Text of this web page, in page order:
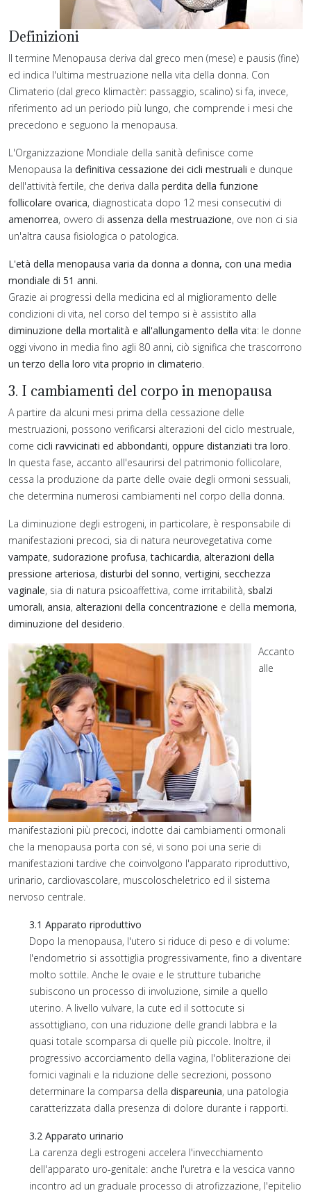
Definizioni
Il termine Menopausa deriva dal greco men (mese) e pausis (fine)
ed indica l'ultima mestruazione nella vita della donna. Con
Climaterio (dal greco klimactèr: passaggio, scalino) si fa, invece,
riferimento ad un periodo più lungo, che comprende i mesi che
precedono e seguono la menopausa.
L'Organizzazione Mondiale della sanità definisce come
Menopausa la definitiva cessazione dei cicli mestruali e dunque
dell'attività fertile, che deriva dalla perdita della funzione
follicolare ovarica, diagnosticata dopo 12 mesi consecutivi di
amenorrea, ovvero di assenza della mestruazione, ove non ci sia
un'altra causa fisiologica o patologica.
L'età della menopausa varia da donna a donna, con una media
mondiale di 51 anni.
Grazie ai progressi della medicina ed al miglioramento delle
condizioni di vita, nel corso del tempo si è assistito alla
diminuzione della mortalità e all'allungamento della vita: le donne
oggi vivono in media fino agli 80 anni, ciò significa che trascorrono
un terzo della loro vita proprio in climaterio.
3. I cambiamenti del corpo in menopausa
A partire da alcuni mesi prima della cessazione delle
mestruazioni, possono verificarsi alterazioni del ciclo mestruale,
come cicli ravvicinati ed abbondanti, oppure distanziati tra loro.
In questa fase, accanto all'esaurirsi del patrimonio follicolare,
cessa la produzione da parte delle ovaie degli ormoni sessuali,
che determina numerosi cambiamenti nel corpo della donna.
La diminuzione degli estrogeni, in particolare, è responsabile di
manifestazioni precoci, sia di natura neurovegetativa come
vampate, sudorazione profusa,tachicardia, alterazioni della
pressione arteriosa, disturbi del sonno, vertigini, secchezza
vaginale, sia di natura psicoaffettiva, come irritabilità, sbalzi
umorali, ansia, alterazioni della concentrazione e della memoria,
diminuzione del desiderio.
Accanto
alle
manifestazioni più precoci, indotte dai cambiamenti ormonali
che la menopausa porta con sé, vi sono poi una serie di
manifestazioni tardive che coinvolgono l'apparato riproduttivo,
urinario, cardiovascolare, muscoloscheletrico ed il sistema
nervoso centrale.
3.1 Apparato riproduttivo
Dopo la menopausa, l'utero si riduce di peso e di volume:
l'endometrio si assottiglia progressivamente, fino a diventare
molto sottile. Anche le ovaie e le strutture tubariche
subiscono un processo di involuzione, simile a quello
uterino. A livello vulvare, la cute ed il sottocute si
assottigliano, con una riduzione delle grandi labbra e la
quasi totale scomparsa di quelle più piccole. Inoltre, il
progressivo accorciamento della vagina, l'obliterazione dei
fornici vaginali e la riduzione delle secrezioni, possono
determinare la comparsa della dispareunia, una patologia
caratterizzata dalla presenza di dolore durante i rapporti.
3.2 Apparato urinario
La carenza degli estrogeni accelera l'invecchiamento
dell'apparato uro-genitale: anche l'uretra e la vescica vanno
incontro ad un graduale processo di atrofizzazione, l'epitelio